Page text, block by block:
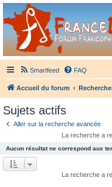
France Didgeridoo
Didgeridoo et Guimbarde sur France
Smartfeed FAQ
Accueil du forum
Sujets actifs
Aller sur la recherche avancée
La recherche a
Aucun résultat ne correspond aux
La recherche a